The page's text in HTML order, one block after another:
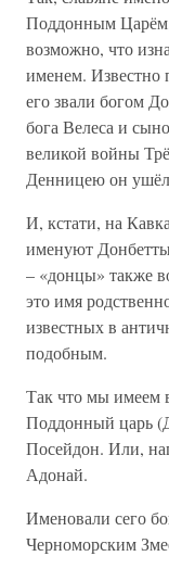
Поддонным
возможно, что
именем. Известно
его звали богом
бога Велеса и
великой войны
Денницею он ушёл
И, кстати, на
именуют
– «донцы» также
это имя
известных в
подобным.
Так что мы имеем
Поддонный царь
Посейдон. Или,
Адонай.
Именовали сего
Черноморским